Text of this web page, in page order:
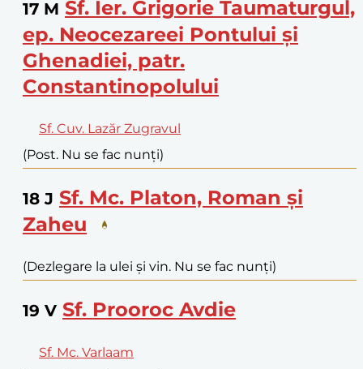
17 M Sf. Ier. Grigorie Taumaturgul,
ep. Neocezareei Pontului și
Ghenadiei, patr.
Constantinopolului
Sf. Cuv. Lazăr Zugravul
(Post. Nu se fac nunți)
18 J Sf. Mc. Platon, Roman și
Zaheu
(Dezlegare la ulei și vin. Nu se fac nunți)
19 V Sf. Prooroc Avdie
Sf. Mc. Varlaam